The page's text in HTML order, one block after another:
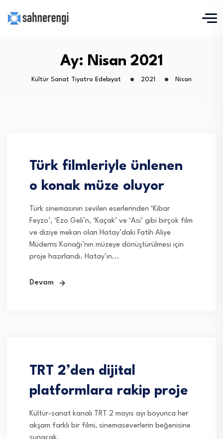
Ay: Nisan 2021
Kültür Sanat Tiyatro Edebiyat 2021 Nisan
Türk filmleriyle ünlenen
o konak müze oluyor
Türk sinemasının sevilen eserlerinden ‘Kibar
Feyzo’, ‘Ezo Geli’n, ‘Kaçak’ ve ‘Asi’ gibi birçok film
ve diziye mekan olan Hatay’daki Fatih Aliye
Müderris Konağı’nın müzeye dönüştürülmesi için
proje hazırlandı. Hatay’ın...
Devam
TRT 2’den dijital
platformlara rakip proje
Kültür-sanat kanalı TRT 2 mayıs ayı boyunca her
akşam farklı bir filmi, sinemaseverlerin beğenisine